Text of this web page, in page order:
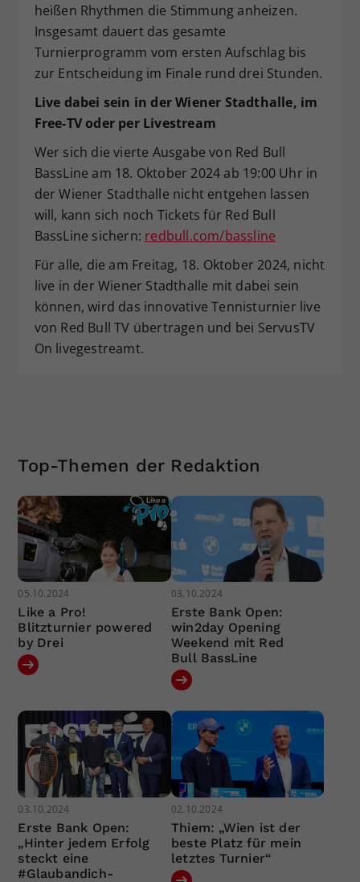
heißen Rhythmen die Stimmung anheizen.
Insgesamt dauert das gesamte
Turnierprogramm vom ersten Aufschlag bis
zur Entscheidung im Finale rund drei Stunden.
Live dabei sein in der Wiener Stadthalle, im
Free-TV oder per Livestream
Wer sich die vierte Ausgabe von Red Bull
BassLine am 18. Oktober 2024 ab 19:00 Uhr in
der Wiener Stadthalle nicht entgehen lassen
will, kann sich noch Tickets für Red Bull
BassLine sichern: redbull.com/bassline
Für alle, die am Freitag, 18. Oktober 2024, nicht
live in der Wiener Stadthalle mit dabei sein
können, wird das innovative Tennisturnier live
von Red Bull TV übertragen und bei ServusTV
On livegestreamt.
Top-Themen der Redaktion
05.10.2024
Like a Pro!
Blitzturnier powered
by Drei
03.10.2024
Erste Bank Open:
win2day Opening
Weekend mit Red
Bull BassLine
03.10.2024
Erste Bank Open:
„Hinter jedem Erfolg
steckt eine
#Glaubandich-
02.10.2024
Thiem: „Wien ist der
beste Platz für mein
letztes Turnier“